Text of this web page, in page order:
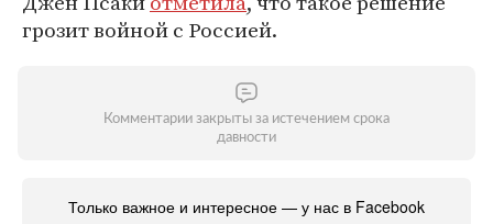
грозит войной с Россией.
Комментарии закрыты за истечением срока
давности
Только важное и интересное — у нас в Facebook